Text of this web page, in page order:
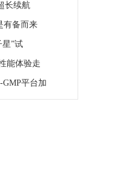
长续航
有备而来
”试
能体验走
平台加